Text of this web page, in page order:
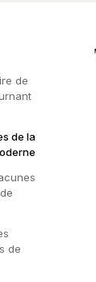
de
de la
de